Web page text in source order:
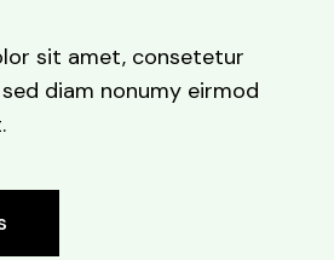
sit amet, consetetur
diam nonumy eirmod